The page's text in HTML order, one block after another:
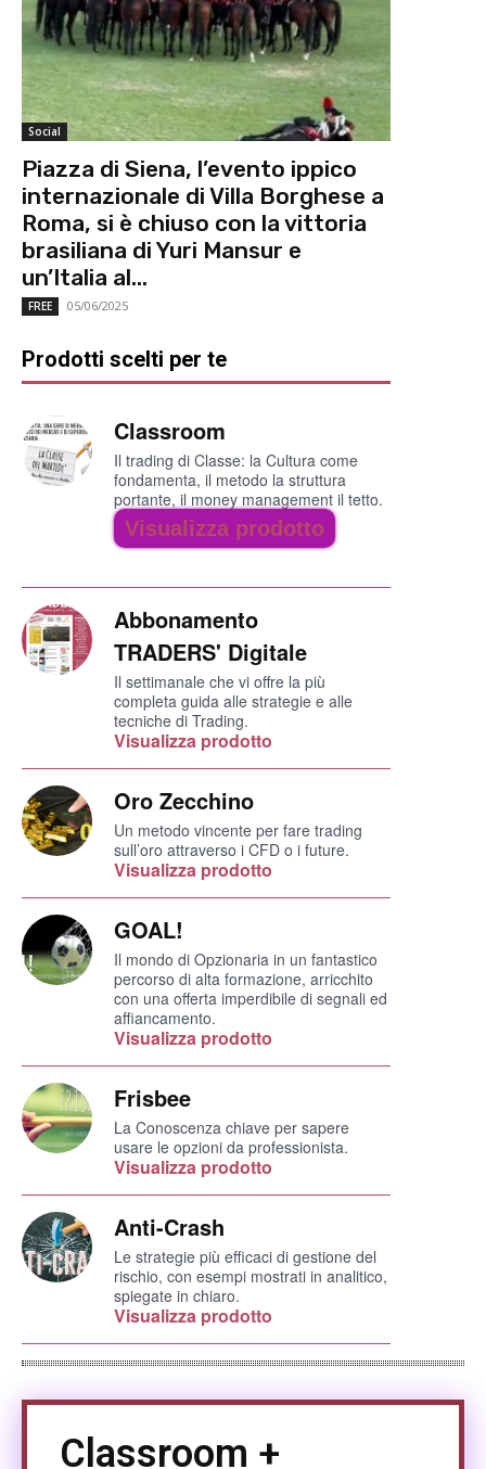
Social
Piazza di Siena, l’evento ippico
internazionale di Villa Borghese a
Roma, si è chiuso con la vittoria
brasiliana di Yuri Mansur e
un’Italia al...
FREE 05/06/2025
Prodotti scelti per te
Classroom
Il trading di Classe: la Cultura come
fondamenta, il metodo la struttura
portante, il money management il tetto.
Visualizza prodotto
Abbonamento
TRADERS' Digitale
Il settimanale che vi offre la più
completa guida alle strategie e alle
tecniche di Trading.
Visualizza prodotto
Oro Zecchino
Un metodo vincente per fare trading
sull’oro attraverso i CFD o i future.
Visualizza prodotto
GOAL!
Il mondo di Opzionaria in un fantastico
percorso di alta formazione, arricchito
con una offerta imperdibile di segnali ed
affiancamento.
Visualizza prodotto
Frisbee
La Conoscenza chiave per sapere
usare le opzioni da professionista.
Visualizza prodotto
Anti-Crash
Le strategie più efficaci di gestione del
rischio, con esempi mostrati in analitico,
spiegate in chiaro.
Visualizza prodotto
Classroom +